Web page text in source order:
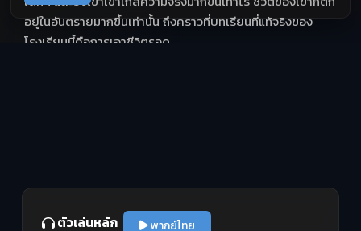
อยู่ในอันตรายมากขึ้นเท่านั้น ถึงคราวที่บทเรียนที่แท้จริงของ
โรงเรียนนี้คือการเอาชีวิตรอด
ตัวเล่นหลัก พากย์ไทย